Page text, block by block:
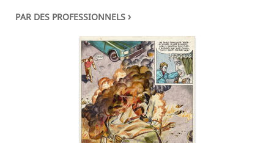
PAR DES PROFESSIONNELS ›